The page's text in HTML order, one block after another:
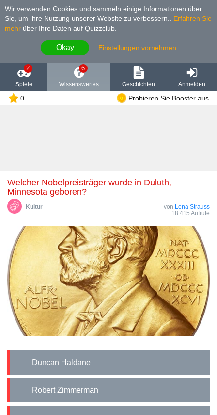
Wir verwenden Cookies und sammeln einige Informationen über
Sie, um Ihre Nutzung unserer Website zu verbessern.
Erfahren Sie
mehr über Ihre Daten auf Quizzclub.
Okay Einstellungen vornehmen
2
Spiele
6
Wissenswertes Geschichten Anmelden
0 Probieren Sie Booster aus
Welcher Nobelpreisträger wurde in Duluth,
Minnesota geboren?
Kultur von Lena Strauss
18.415 Aufrufe
Duncan Haldane
Robert Zimmerman